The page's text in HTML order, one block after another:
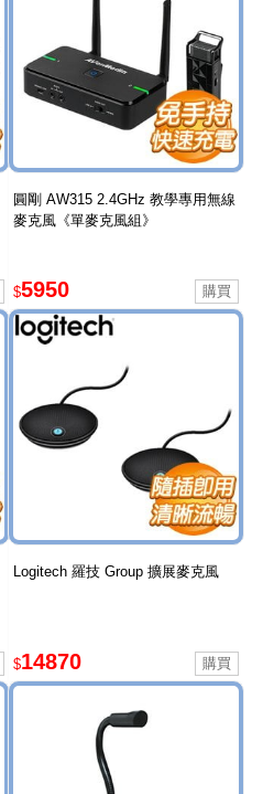
圓剛 AW315 2.4GHz 教學專用無線
麥克風《單麥克風組》
$5950
Logitech 羅技 Group 擴展麥克風
$14870